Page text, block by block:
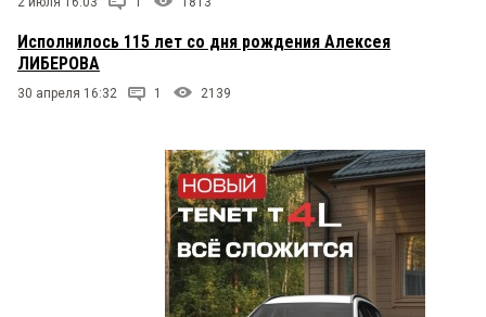
Исполнилось 115 лет со дня рождения Алексея
ЛИБЕРОВА
30 апреля 16:32 1 2139